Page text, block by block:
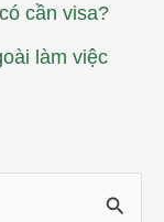
cần visa?
làm việc